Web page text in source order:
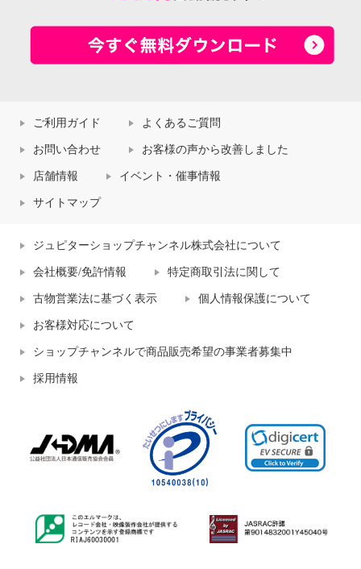
ご利用ガイド よくあるご質問
お問い合わせ お客様の声から改善しました
店舗情報 イベント・催事情報
サイトマップ
ジュピターショップチャンネル株式会社について
会社概要/免許情報 特定商取引法に関して
古物営業法に基づく表示 個人情報保護について
お客様対応について
ショップチャンネルで商品販売希望の事業者募集中
採用情報